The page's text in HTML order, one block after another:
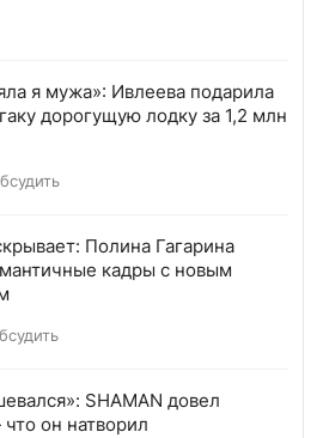
я мужа»: Ивлеева подарила
дорогущую лодку за 1,2 млн
Полина Гагарина
кадры с новым
SHAMAN довел
он натворил